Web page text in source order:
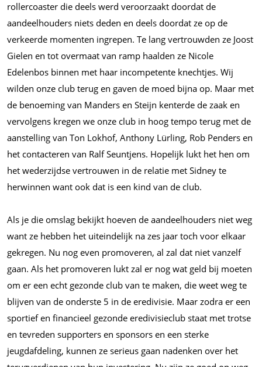
rollercoaster die deels werd veroorzaakt doordat de
aandeelhouders niets deden en deels doordat ze op de
verkeerde momenten ingrepen. Te lang vertrouwden ze Joost
Gielen en tot overmaat van ramp haalden ze Nicole
Edelenbos binnen met haar incompetente knechtjes. Wij
wilden onze club terug en gaven de moed bijna op. Maar met
de benoeming van Manders en Steijn kenterde de zaak en
vervolgens kregen we onze club in hoog tempo terug met de
aanstelling van Ton Lokhof, Anthony Lürling, Rob Penders en
het contacteren van Ralf Seuntjens. Hopelijk lukt het hen om
het wederzijdse vertrouwen in de relatie met Sidney te
herwinnen want ook dat is een kind van de club.
Als je die omslag bekijkt hoeven de aandeelhouders niet weg
want ze hebben het uiteindelijk na zes jaar toch voor elkaar
gekregen. Nu nog even promoveren, al zal dat niet vanzelf
gaan. Als het promoveren lukt zal er nog wat geld bij moeten
om er een echt gezonde club van te maken, die weet weg te
blijven van de onderste 5 in de eredivisie. Maar zodra er een
sportief en financieel gezonde eredivisieclub staat met trotse
en tevreden supporters en sponsors en een sterke
jeugdafdeling, kunnen ze serieus gaan nadenken over het